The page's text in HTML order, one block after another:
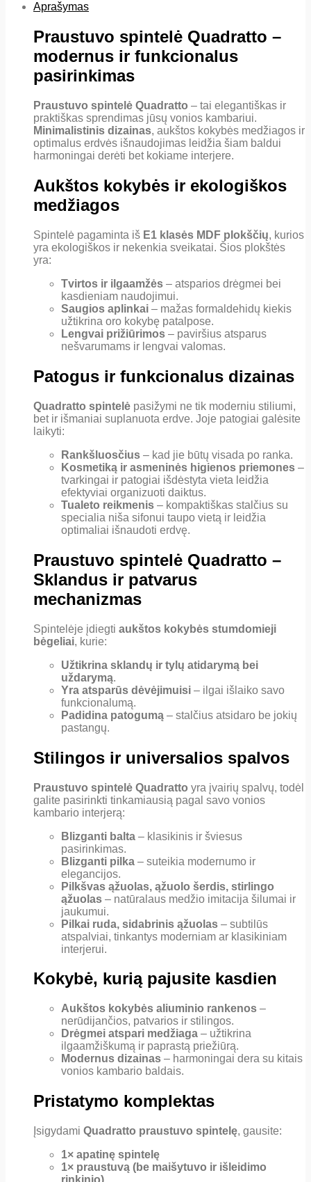
Aprašymas
Praustuvo spintelė Quadratto –
modernus ir funkcionalus
pasirinkimas
Praustuvo spintelė Quadratto – tai elegantiškas ir
praktiškas sprendimas jūsų vonios kambariui.
Minimalistinis dizainas, aukštos kokybės medžiagos ir
optimalus erdvės išnaudojimas leidžia šiam baldui
harmoningai derėti bet kokiame interjere.
Aukštos kokybės ir ekologiškos
medžiagos
Spintelė pagaminta iš E1 klasės MDF plokščių, kurios
yra ekologiškos ir nekenkia sveikatai. Šios plokštės
yra:
Tvirtos ir ilgaamžės – atsparios drėgmei bei
kasdieniam naudojimui.
Saugios aplinkai – mažas formaldehidų kiekis
užtikrina oro kokybę patalpose.
Lengvai prižiūrimos – paviršius atsparus
nešvarumams ir lengvai valomas.
Patogus ir funkcionalus dizainas
Quadratto spintelė pasižymi ne tik moderniu stiliumi,
bet ir išmaniai suplanuota erdve. Joje patogiai galėsite
laikyti:
Rankšluosčius – kad jie būtų visada po ranka.
Kosmetiką ir asmeninės higienos priemones –
tvarkingai ir patogiai išdėstyta vieta leidžia
efektyviai organizuoti daiktus.
Tualeto reikmenis – kompaktiškas stalčius su
specialia niša sifonui taupo vietą ir leidžia
optimaliai išnaudoti erdvę.
Praustuvo spintelė Quadratto –
Sklandus ir patvarus
mechanizmas
Spintelėje įdiegti aukštos kokybės stumdomieji
bėgeliai, kurie:
Užtikrina sklandų ir tylų atidarymą bei
uždarymą.
Yra atsparūs dėvėjimuisi – ilgai išlaiko savo
funkcionalumą.
Padidina patogumą – stalčius atsidaro be jokių
pastangų.
Stilingos ir universalios spalvos
Praustuvo spintelė Quadratto yra įvairių spalvų, todėl
galite pasirinkti tinkamiausią pagal savo vonios
kambario interjerą:
Blizganti balta – klasikinis ir šviesus
pasirinkimas.
Blizganti pilka – suteikia modernumo ir
elegancijos.
Pilkšvas ąžuolas, ąžuolo šerdis, stirlingo
ąžuolas – natūralaus medžio imitacija šilumai ir
jaukumui.
Pilkai ruda, sidabrinis ąžuolas – subtilūs
atspalviai, tinkantys moderniam ar klasikiniam
interjerui.
Kokybė, kurią pajusite kasdien
Aukštos kokybės aliuminio rankenos –
nerūdijančios, patvarios ir stilingos.
Drėgmei atspari medžiaga – užtikrina
ilgaamžiškumą ir paprastą priežiūrą.
Modernus dizainas – harmoningai dera su kitais
vonios kambario baldais.
Pristatymo komplektas
Įsigydami Quadratto praustuvo spintelę, gausite:
1× apatinę spintelę
1× praustuvą (be maišytuvo ir išleidimo